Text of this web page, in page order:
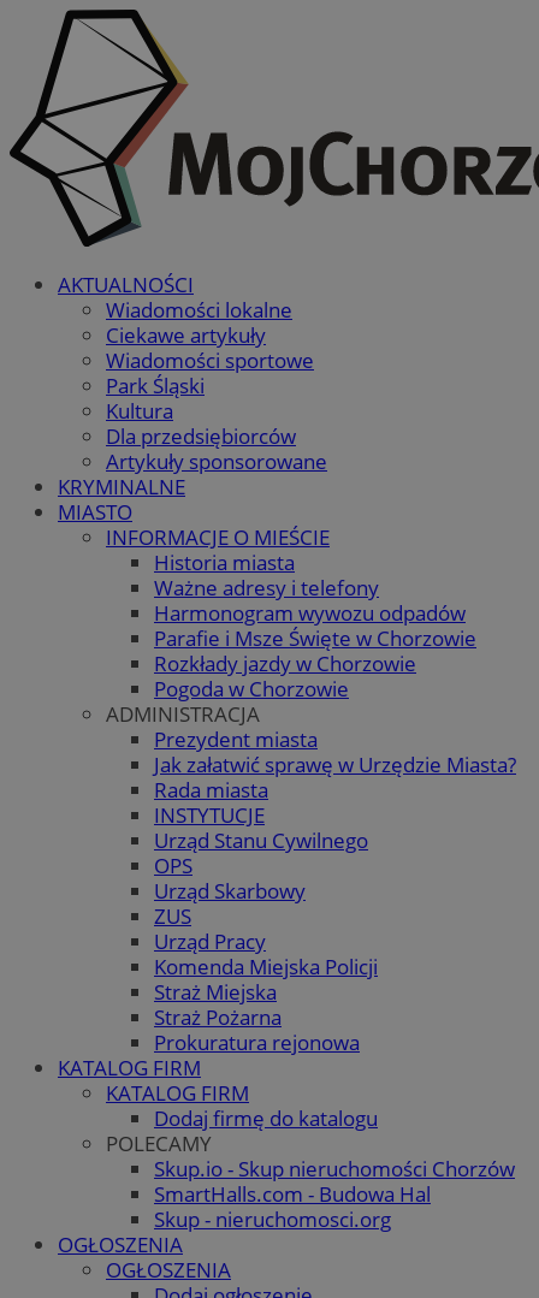
AKTUALNOŚCI
Wiadomości lokalne
Ciekawe artykuły
Wiadomości sportowe
Park Śląski
Kultura
Dla przedsiębiorców
Artykuły sponsorowane
KRYMINALNE
MIASTO
INFORMACJE O MIEŚCIE
Historia miasta
Ważne adresy i telefony
Harmonogram wywozu odpadów
Parafie i Msze Święte w Chorzowie
Rozkłady jazdy w Chorzowie
Pogoda w Chorzowie
ADMINISTRACJA
Prezydent miasta
Jak załatwić sprawę w Urzędzie Miasta?
Rada miasta
INSTYTUCJE
Urząd Stanu Cywilnego
OPS
Urząd Skarbowy
ZUS
Urząd Pracy
Komenda Miejska Policji
Straż Miejska
Straż Pożarna
Prokuratura rejonowa
KATALOG FIRM
KATALOG FIRM
Dodaj firmę do katalogu
POLECAMY
Skup.io - Skup nieruchomości Chorzów
SmartHalls.com - Budowa Hal
Skup - nieruchomosci.org
OGŁOSZENIA
OGŁOSZENIA